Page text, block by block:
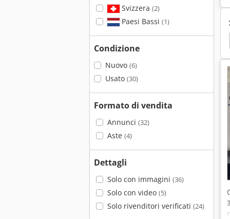
Svizzera (2)
Paesi Bassi (1)
Condizione
Nuovo (6)
Usato (30)
Formato di vendita
Annunci (32)
Aste (4)
Dettagli
Solo con immagini (36)
Solo con video (5)
Solo rivenditori verificati (24)